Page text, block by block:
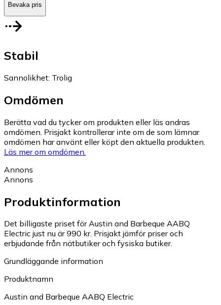
Bevaka pris
Stabil
Sannolikhet: Trolig
Omdömen
Berätta vad du tycker om produkten eller läs andras
omdömen. Prisjakt kontrollerar inte om de som lämnar
omdömen har använt eller köpt den aktuella produkten.
Läs mer om omdömen.
Annons
Annons
Produktinformation
Det billigaste priset för Austin and Barbeque AABQ
Electric just nu är 990 kr. Prisjakt jämför priser och
erbjudande från nätbutiker och fysiska butiker.
Grundläggande information
Produktnamn
Austin and Barbeque AABQ Electric